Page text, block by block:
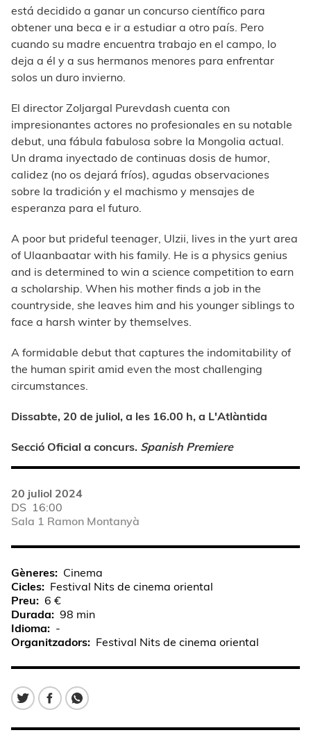
está decidido a ganar un concurso científico para
obtener una beca e ir a estudiar a otro país. Pero
cuando su madre encuentra trabajo en el campo, lo
deja a él y a sus hermanos menores para enfrentar
solos un duro invierno.
El director Zoljargal Purevdash cuenta con
impresionantes actores no profesionales en su notable
debut, una fábula fabulosa sobre la Mongolia actual.
Un drama inyectado de continuas dosis de humor,
calidez (no os dejará fríos), agudas observaciones
sobre la tradición y el machismo y mensajes de
esperanza para el futuro.
A poor but prideful teenager, Ulzii, lives in the yurt area
of Ulaanbaatar with his family. He is a physics genius
and is determined to win a science competition to earn
a scholarship. When his mother finds a job in the
countryside, she leaves him and his younger siblings to
face a harsh winter by themselves.
A formidable debut that captures the indomitability of
the human spirit amid even the most challenging
circumstances.
Dissabte, 20 de juliol, a les 16.00 h, a L'Atlàntida
Secció Oficial a concurs. Spanish Premiere
20 juliol 2024
DS 16:00
Sala 1 Ramon Montanyà
Gèneres
Cinema
Cicles
Festival Nits de cinema oriental
Preu
6 €
Durada
98 min
Idioma
-
Organitzadors
Festival Nits de cinema oriental